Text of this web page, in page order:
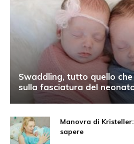
Swaddling, tutto quello che
sulla fasciatura del
Manovra di
sapere